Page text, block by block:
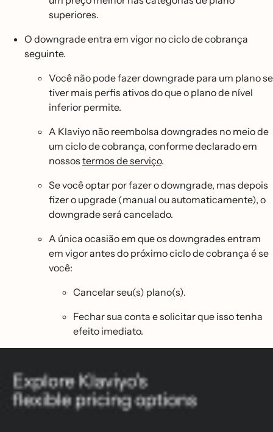
superiores.
O downgrade entra em vigor no ciclo de cobrança
seguinte.
Você não pode fazer downgrade para um plano se
tiver mais perfis ativos do que o plano de nível
inferior permite.
A Klaviyo não reembolsa downgrades no meio de
um ciclo de cobrança, conforme declarado em
nossos termos de serviço.
Se você optar por fazer o downgrade, mas depois
fizer o upgrade (manual ou automaticamente), o
downgrade será cancelado.
A única ocasião em que os downgrades entram
em vigor antes do próximo ciclo de cobrança é se
você:
Cancelar seu(s) plano(s).
Fechar sua conta e solicitar que isso tenha
efeito imediato.